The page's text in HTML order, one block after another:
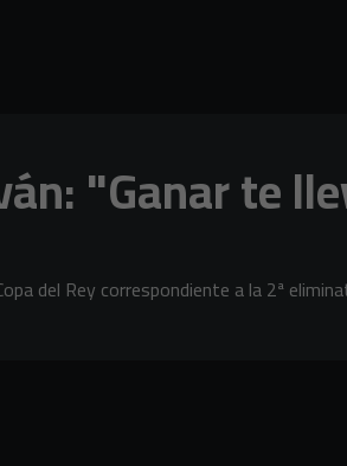
"Ganar te
del Rey correspondiente a la 2ª